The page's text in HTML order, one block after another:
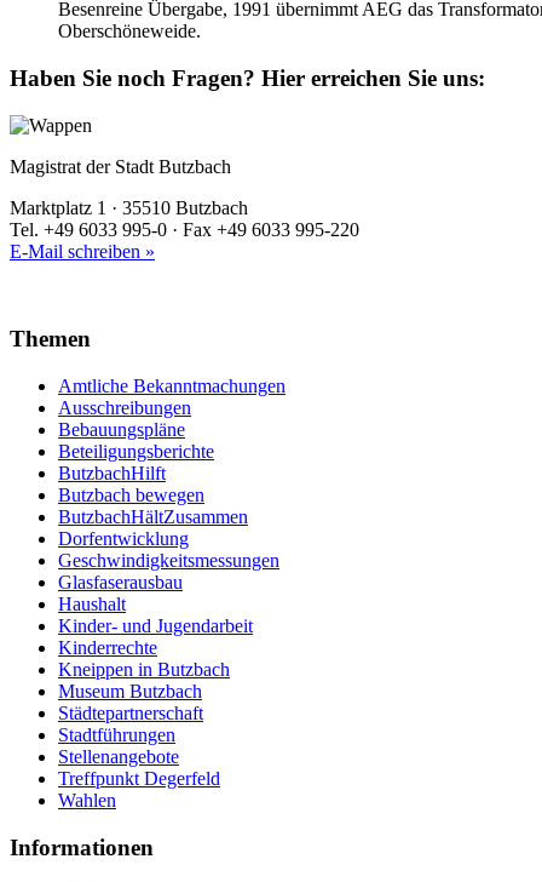
Besenreine Übergabe, 1991 übernimmt AEG das
Oberschöneweide.
Haben Sie noch Fragen? Hier erreichen Sie uns:
Magistrat der Stadt Butzbach
Marktplatz 1 · 35510 Butzbach
Tel. +49 6033 995-0 · Fax +49 6033 995-220
E-Mail schreiben »
Themen
Amtliche Bekanntmachungen
Ausschreibungen
Bebauungspläne
Beteiligungsberichte
ButzbachHilft
Butzbach bewegen
ButzbachHältZusammen
Dorfentwicklung
Geschwindigkeitsmessungen
Glasfaserausbau
Haushalt
Kinder- und Jugendarbeit
Kinderrechte
Kneippen in Butzbach
Museum Butzbach
Städtepartnerschaft
Stadtführungen
Stellenangebote
Treffpunkt Degerfeld
Wahlen
Informationen